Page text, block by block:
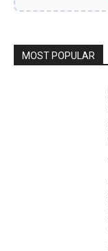
MOST POPULAR